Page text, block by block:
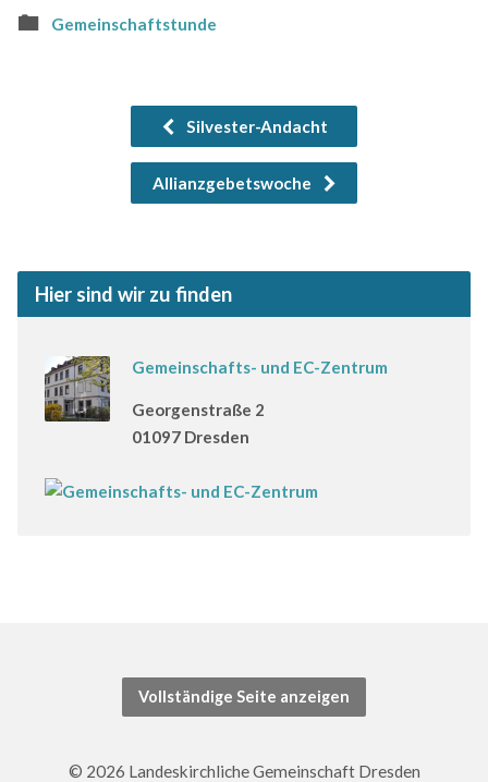
Gemeinschaftstunde
Silvester-Andacht
Allianzgebetswoche
Hier sind wir zu finden
Gemeinschafts- und EC-Zentrum
Georgenstraße 2
01097 Dresden
Vollständige Seite anzeigen
© 2026 Landeskirchliche Gemeinschaft Dresden